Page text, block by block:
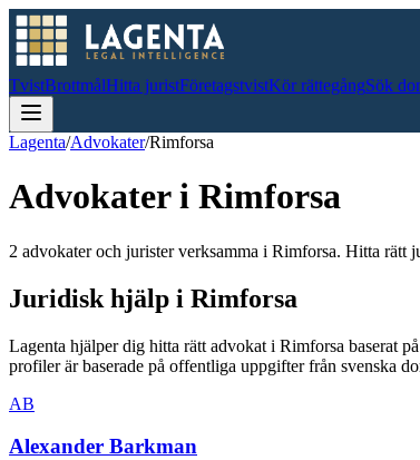
TvistBrottmålHitta juristFöretagstvistKör rättegångSök
Lagenta/Advokater/Rimforsa
Advokater i Rimforsa
2 advokater och jurister verksamma i Rimforsa. Hitta rätt
Juridisk hjälp i Rimforsa
Lagenta hjälper dig hitta rätt advokat i Rimforsa baserat
profiler är baserade på offentliga uppgifter från svenska
AB
Alexander Barkman